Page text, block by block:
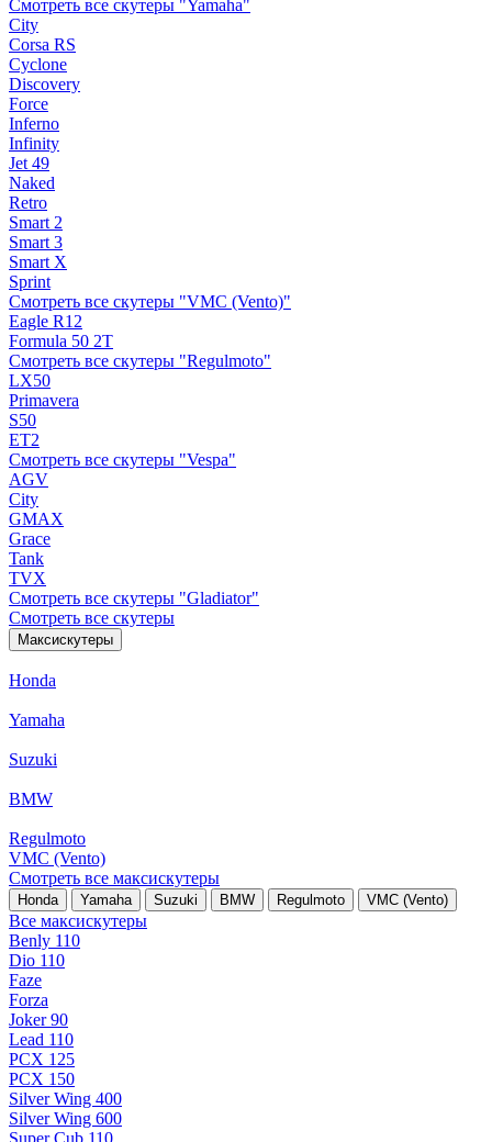
Смотреть все скутеры "Yamaha"
City
Corsa RS
Cyclone
Discovery
Force
Inferno
Infinity
Jet 49
Naked
Retro
Smart 2
Smart 3
Smart X
Sprint
Смотреть все скутеры "VMC (Vento)"
Eagle R12
Formula 50 2Т
Смотреть все скутеры "Regulmoto"
LX50
Primavera
S50
ET2
Смотреть все скутеры "Vespa"
AGV
City
GMAX
Grace
Tank
TVX
Смотреть все скутеры "Gladiator"
Смотреть все скутеры
Максискутеры
Honda
Yamaha
Suzuki
BMW
Regulmoto
VMC (Vento)
Смотреть все максискутеры
Honda Yamaha Suzuki BMW Regulmoto VMC (Vento)
Все максискутеры
Benly 110
Dio 110
Faze
Forza
Joker 90
Lead 110
PCX 125
PCX 150
Silver Wing 400
Silver Wing 600